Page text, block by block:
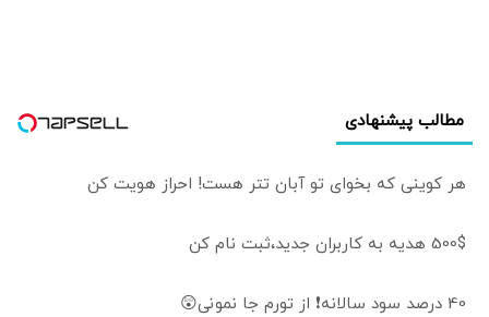
مطالب پیشنهادی
هر کوینی که بخوای تو آبان تتر هست! احراز هویت کن
500$ هدیه به کاربران جدید،ثبت نام کن
40 درصد سود سالانه❗ از تورم جا نمونی😲